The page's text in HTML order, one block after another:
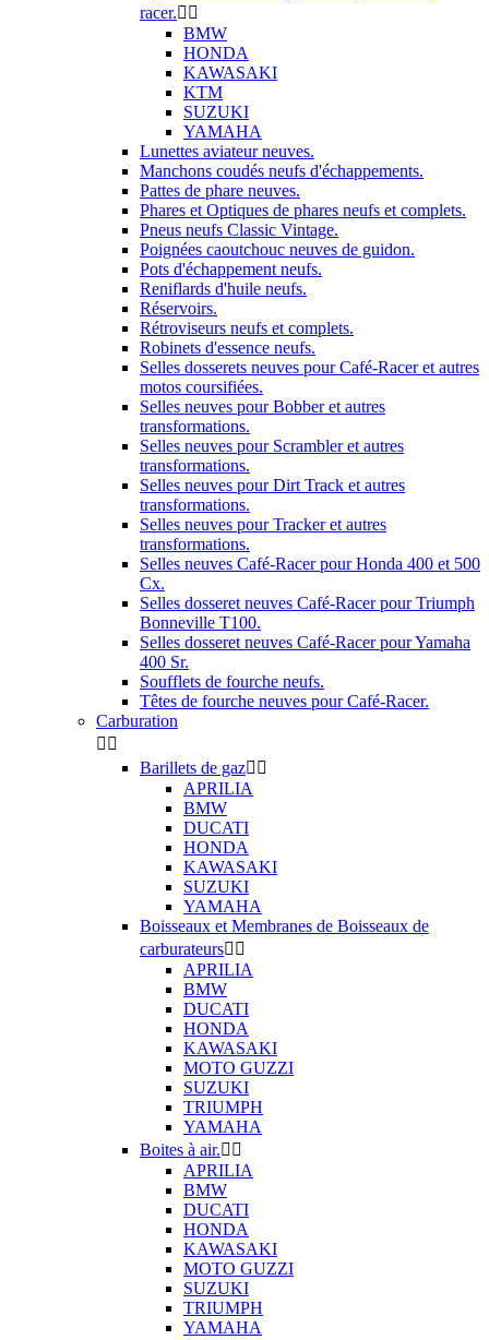
racer. 
BMW
HONDA
KAWASAKI
KTM
SUZUKI
YAMAHA
Lunettes aviateur neuves.
Manchons coudés neufs d'échappements.
Pattes de phare neuves.
Phares et Optiques de phares neufs et complets.
Pneus neufs Classic Vintage.
Poignées caoutchouc neuves de guidon.
Pots d'échappement neufs.
Reniflards d'huile neufs.
Réservoirs.
Rétroviseurs neufs et complets.
Robinets d'essence neufs.
Selles dosserets neuves pour Café-Racer et autres
motos coursifiées.
Selles neuves pour Bobber et autres
transformations.
Selles neuves pour Scrambler et autres
transformations.
Selles neuves pour Dirt Track et autres
transformations.
Selles neuves pour Tracker et autres
transformations.
Selles neuves Café-Racer pour Honda 400 et 500
Cx.
Selles dosseret neuves Café-Racer pour Triumph
Bonneville T100.
Selles dosseret neuves Café-Racer pour Yamaha
400 Sr.
Soufflets de fourche neufs.
Têtes de fourche neuves pour Café-Racer.
Carburation
 
Barillets de gaz 
APRILIA
BMW
DUCATI
HONDA
KAWASAKI
SUZUKI
YAMAHA
Boisseaux et Membranes de Boisseaux de
carburateurs 
APRILIA
BMW
DUCATI
HONDA
KAWASAKI
MOTO GUZZI
SUZUKI
TRIUMPH
YAMAHA
Boites à air. 
APRILIA
BMW
DUCATI
HONDA
KAWASAKI
MOTO GUZZI
SUZUKI
TRIUMPH
YAMAHA